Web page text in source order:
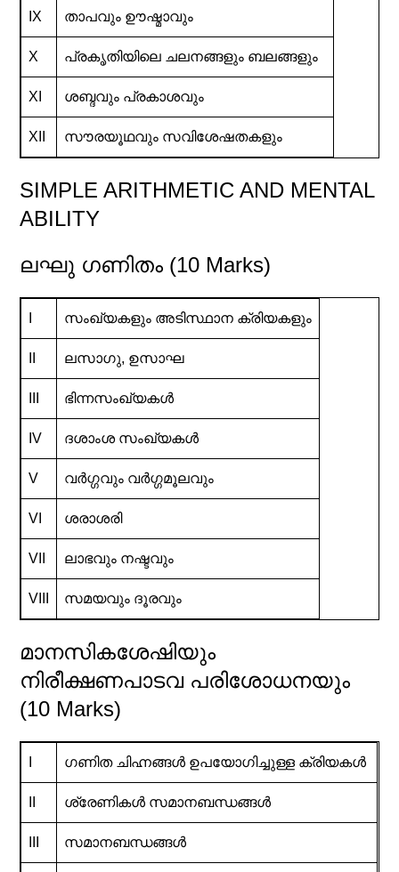
IX താപവും ഊഷ്മാവും
X പ്രകൃതിയിലെ ചലനങ്ങളും ബലങ്ങളും
XI ശബ്ദവും പ്രകാശവും
XII സൗരയൂഥവും സവിശേഷതകളും
SIMPLE ARITHMETIC AND MENTAL
ABILITY
ലഘു ഗണിതം (10 Marks)
സംഖ്യകളും അടിസ്ഥാന ക്രിയകളും
ലസാഗു, ഉസാഘ
ഭിന്നസംഖ്യകൾ
IV ദശാംശ സംഖ്യകൾ
V വർഗ്ഗവും വർഗ്ഗമൂലവും
VI ശരാശരി
VII ലാഭവും നഷ്ടവും
VIII സമയവും ദൂരവും
മാനസികശേഷിയും
നിരീക്ഷണപാടവ പരിശോധനയും
(10 Marks)
ഗണിത ചിഹ്നങ്ങൾ ഉപയോഗിച്ചുള്ള ക്രിയകൾ
ശ്രേണികൾ സമാനബന്ധങ്ങൾ
സമാനബന്ധങ്ങൾ